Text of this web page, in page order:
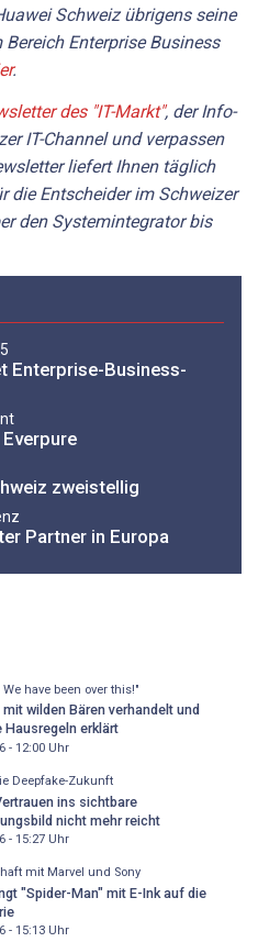
Schweiz übrigens seine
Enterprise Business
.
des "IT-Markt", der Info-
IT-Channel und verpassen
liefert Ihnen täglich
die Entscheider im Schweizer
den Systemintegrator bis
Enterprise-Business-
zweistellig
Partner in Europa
We have been over this!"
wilden Bären verhandelt und
Hausregeln erklärt
- 12:00Uhr
Deepfake-Zukunft
ins sichtbare
nicht mehr reicht
- 15:27Uhr
mit Marvel und Sony
"Spider-Man" mit E-Ink auf die
- 15:13Uhr